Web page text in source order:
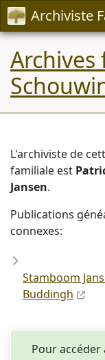
Archiviste
Archives
L'archiviste de
familiale est
Jansen.
Publications
connexes:
Stamboom
Buddingh
Pour accéder